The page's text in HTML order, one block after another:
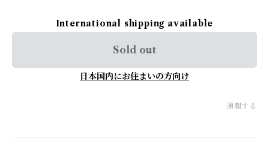
International shipping available
Sold out
日本国内にお住まいの方向け
通報する